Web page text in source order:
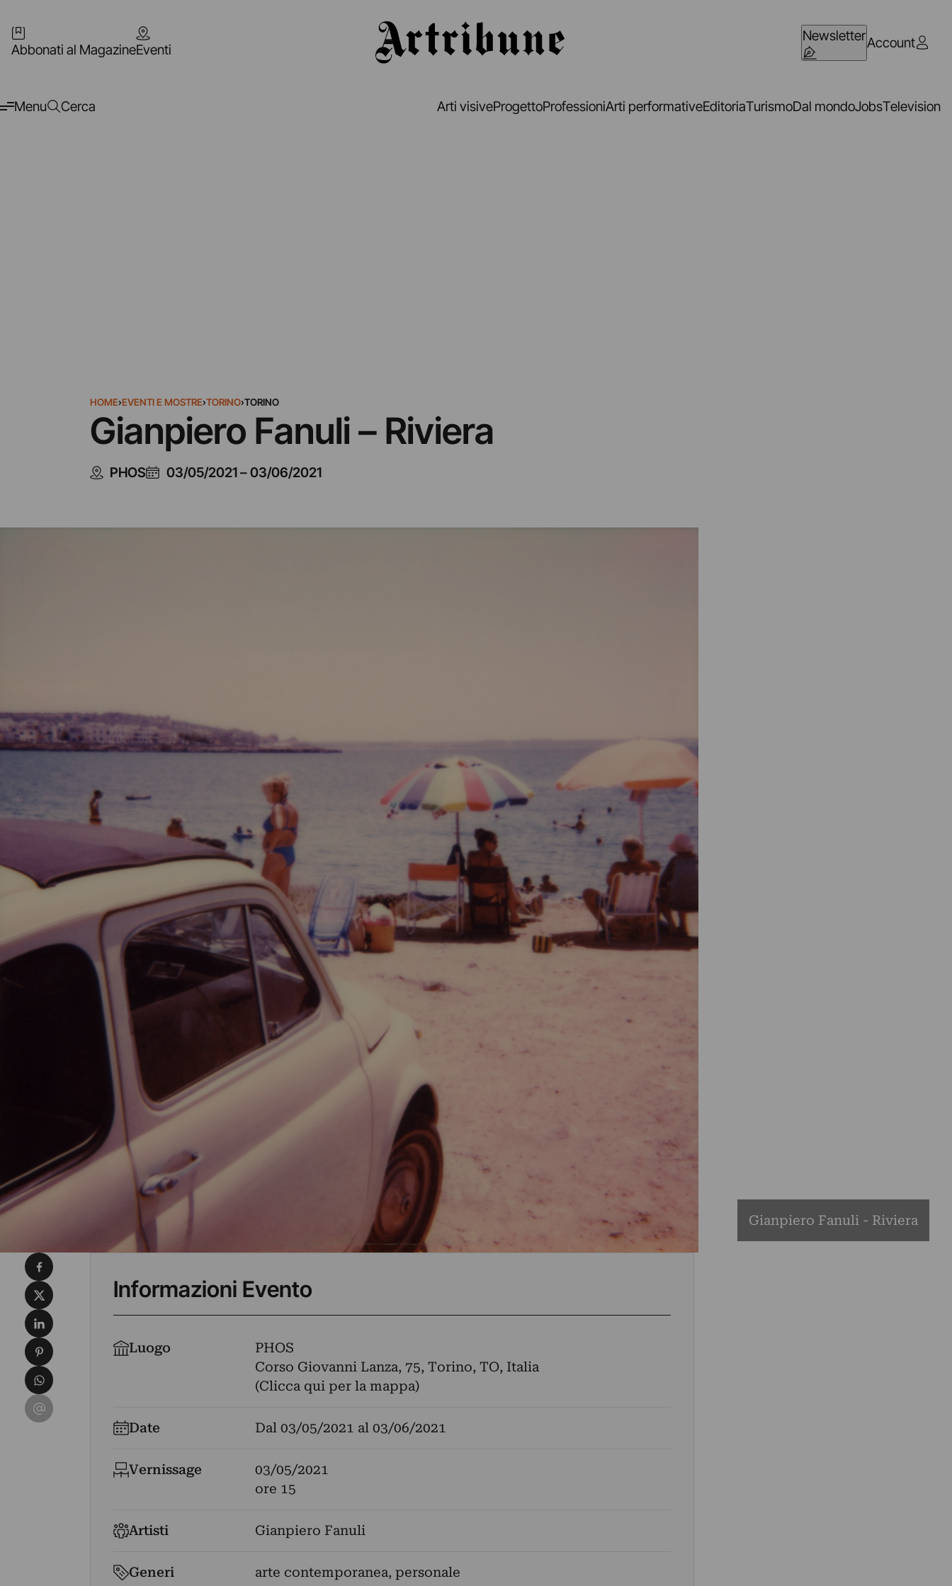
Abbonati al MagazineEventi
NewsletterAccount
Menu Cerca Arti visiveProgettoProfessioniArti performativeEditoriaTurismoDal mondoJobsTelevision
HOME›EVENTI E MOSTRE›TORINO›TORINO
Gianpiero Fanuli – Riviera
PHOS 03/05/2021–03/06/2021
Gianpiero Fanuli - Riviera
Informazioni Evento
Luogo
PHOS
Corso Giovanni Lanza, 75, Torino, TO, Italia
(Clicca qui per la mappa)
Date Dal 03/05/2021 al 03/06/2021
Vernissage
03/05/2021
ore 15
Artisti Gianpiero Fanuli
Generi arte contemporanea, personale
Condividi su Facebook
Condividi su X
Condividi su LinkedIn
Condividi su Pinterest
Condividi su WhatsApp
Condividi su Email